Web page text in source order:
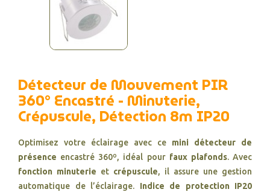
Détecteur de Mouvement PIR
360° Encastré - Minuterie,
Crépuscule, Détection 8m IP20
Optimisez votre éclairage avec ce mini détecteur de
présence encastré 360º, idéal pour faux plafonds. Avec
fonction minuterie et crépuscule, il assure une gestion
automatique de l’éclairage. Indice de protection IP20